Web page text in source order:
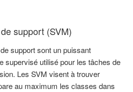
support (SVM)
support sont un puissant
supervisé utilisé pour les tâches de
Les SVM visent à trouver
au maximum les classes dans